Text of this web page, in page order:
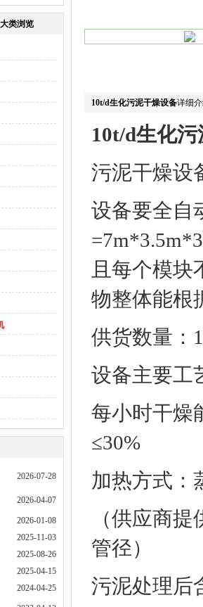
类浏览
2026-07-28
2026-04-07
2026-01-08
2025-11-03
2025-08-26
2025-04-15
2024-04-25
10t/d生化污泥干燥设备详细
10t/d生化
污泥干燥设
设备要全自
且每个模
物整体能根
供货数量：
设备主要工
每小时干燥
≤30%
加热方式：
（供应商
管径）
污泥处理后